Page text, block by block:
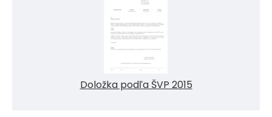
Doložka podľa ŠVP 2015